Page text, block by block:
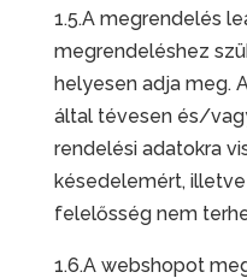
1.5.A megrendelés
megrendeléshez
helyesen adja meg.
által tévesen és/
rendelési adatokra
késedelemért,
felelősség nem
1.6.A webshopot